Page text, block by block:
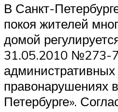
В Санкт-
покоя жителей
домой
31.05.2010 №273-
административных
правонарушениях
Петербурге».